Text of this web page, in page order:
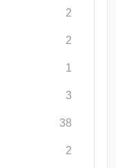
2
2
1
3
38
2